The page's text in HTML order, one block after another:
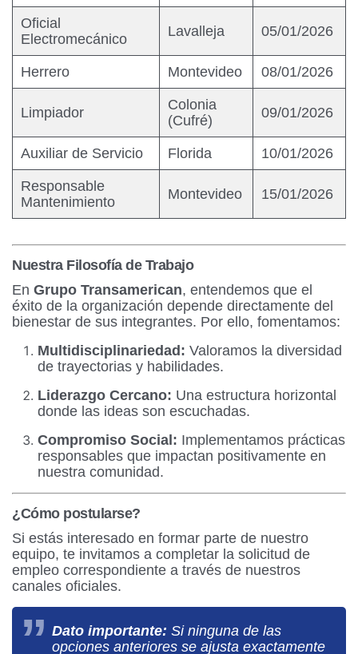
Oficial
Electromecánico
Lavalleja 05/01/2026
Herrero Montevideo 08/01/2026
Limpiador
Colonia
(Cufré)
09/01/2026
Auxiliar de Servicio Florida 10/01/2026
Responsable
Mantenimiento
Montevideo 15/01/2026
Nuestra Filosofía de Trabajo
En Grupo Transamerican, entendemos que el
éxito de la organización depende directamente del
bienestar de sus integrantes. Por ello, fomentamos:
Multidisciplinariedad: Valoramos la diversidad
de trayectorias y habilidades.
Liderazgo Cercano: Una estructura horizontal
donde las ideas son escuchadas.
Compromiso Social: Implementamos prácticas
responsables que impactan positivamente en
nuestra comunidad.
¿Cómo postularse?
Si estás interesado en formar parte de nuestro
equipo, te invitamos a completar la solicitud de
empleo correspondiente a través de nuestros
canales oficiales.
Dato importante: Si ninguna de las
opciones anteriores se ajusta exactamente